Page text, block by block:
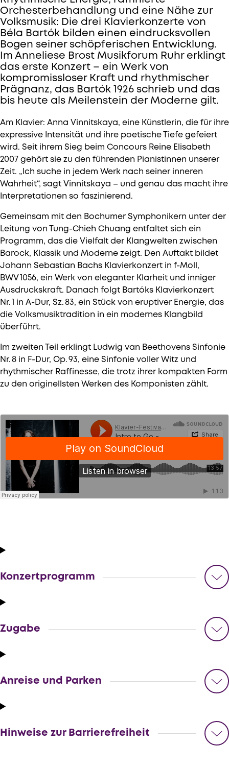
Orchesterbehandlung und eine Nähe zur
Volksmusik: Die drei Klavierkonzerte von
Béla Bartók bilden einen eindrucksvollen
Bogen seiner schöpferischen Entwicklung.
Im Anneliese Brost Musikforum Ruhr erklingt
das erste Konzert – ein Werk von
kompromissloser Kraft und rhythmischer
Prägnanz, das Bartók 1926 schrieb und das
bis heute als Meilenstein der Moderne gilt.
Am Klavier: Anna Vinnitskaya, eine Künstlerin, die für ihre
expressive Intensität und ihre poetische Tiefe gefeiert
wird. Seit ihrem Sieg beim Concours Reine Elisabeth
2007 gehört sie zu den führenden Pianistinnen unserer
Zeit. „Ich suche in jedem Werk nach seiner inneren
Wahrheit“, sagt Vinnitskaya – und genau das macht ihre
Interpretationen so faszinierend.
Gemeinsam mit den Bochumer Symphonikern unter der
Leitung von Tung-Chieh Chuang entfaltet sich ein
Programm, das die Vielfalt der Klangwelten zwischen
Barock, Klassik und Moderne zeigt. Den Auftakt bildet
Johann Sebastian Bachs Klavierkonzert in f-Moll,
BWV 1056, ein Werk von eleganter Klarheit und inniger
Ausdruckskraft. Danach folgt Bartóks Klavierkonzert
Nr. 1 in A-Dur, Sz. 83, ein Stück von eruptiver Energie, das
die Volksmusiktradition in ein modernes Klangbild
überführt.
Im zweiten Teil erklingt Ludwig van Beethovens Sinfonie
Nr. 8 in F-Dur, Op. 93, eine Sinfonie voller Witz und
rhythmischer Raffinesse, die trotz ihrer kompakten Form
zu den originellsten Werken des Komponisten zählt.
Konzertprogramm
Zugabe
Anreise und Parken
Hinweise zur Barrierefreiheit